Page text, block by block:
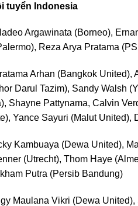
tuyển Indonesia
Argawinata (Borneo),
Reza Arya Pratama
Arhan (Bangkok
Darul Tazim), Sandy Walsh
Shayne Pattynama, Calvin
Yance Sayuri (Malut United),
Kambuaya (Dewa United),
(Utrecht), Thom Haye
Putra (Persib Bandung)
Maulana Vikri (Dewa